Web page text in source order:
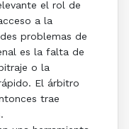
el rol de
a la
problemas de
es la falta de
o la
El árbitro
trae